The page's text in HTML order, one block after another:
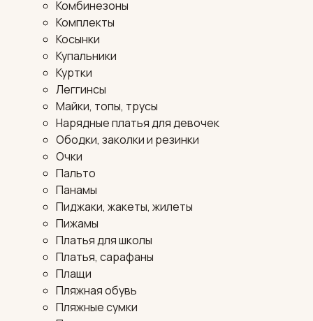
Комбинезоны
Комплекты
Косынки
Купальники
Куртки
Леггинсы
Майки, топы, трусы
Нарядные платья для девочек
Ободки, заколки и резинки
Очки
Пальто
Панамы
Пиджаки, жакеты, жилеты
Пижамы
Платья для школы
Платья, сарафаны
Плащи
Пляжная обувь
Пляжные сумки